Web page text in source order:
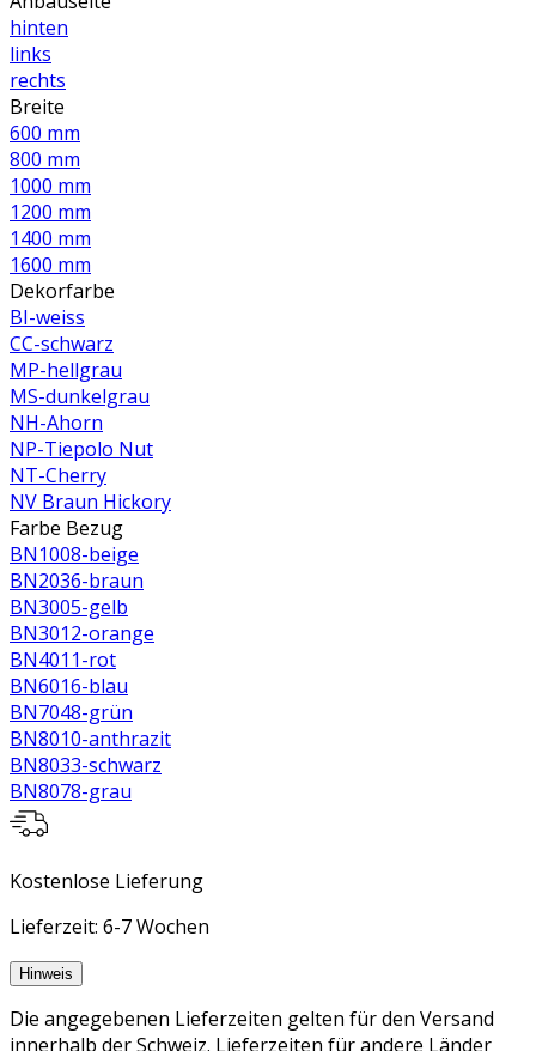
hinten
links
rechts
Breite
600 mm
800 mm
1000 mm
1200 mm
1400 mm
1600 mm
Dekorfarbe
BI-weiss
CC-schwarz
MP-hellgrau
MS-dunkelgrau
NH-Ahorn
NP-Tiepolo Nut
NT-Cherry
NV Braun Hickory
Farbe Bezug
BN1008-beige
BN2036-braun
BN3005-gelb
BN3012-orange
BN4011-rot
BN6016-blau
BN7048-grün
BN8010-anthrazit
BN8033-schwarz
BN8078-grau
Kostenlose Lieferung
Lieferzeit: 6-7 Wochen
Hinweis
Die angegebenen Lieferzeiten gelten für den Versand
innerhalb der Schweiz. Lieferzeiten für andere Länder